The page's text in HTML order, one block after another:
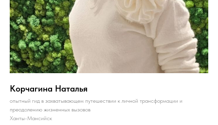
Корчагина Наталья
опытный гид в захватывающем путешествии к личной трансформации и
преодолению жизненных вызовов
Ханты-Мансийск